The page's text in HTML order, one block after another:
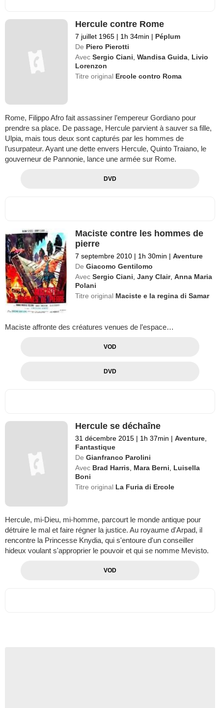
Hercule contre Rome
7 juillet 1965 | 1h 34min | Péplum
De Piero Pierotti
Avec Sergio Ciani ,Wandisa Guida Livio
Lorenzon
Titre original Ercole contro Roma
Rome, Filippo Afro fait assassiner l’empereur Gordiano pour
prendre sa place. De passage, Hercule parvient à sauver sa fille,
Ulpia, mais tous deux sont capturés par les hommes de
l’usurpateur. Ayant une dette envers Hercule, Quinto Traiano, le
gouverneur de Pannonie, lance une armée sur Rome.
DVD
Maciste contre les hommes de
pierre
7 septembre 2010 | 1h 30min | Aventure
De Giacomo Gentilomo
Avec Sergio Ciani ,Jany Clair,Anna Maria
Polani
Titre original Maciste e la regina di Samar
Maciste affronte des créatures venues de l’espace…
VOD
DVD
Hercule se déchaîne
31 décembre 2015 | 1h 37min | Aventure,
Fantastique
De Gianfranco Parolini
Avec Brad Harris, Mara Berni, Luisella
Boni
Titre original La Furia di Ercole
Hercule, mi-Dieu, mi-homme, parcourt le monde antique pour
détruire le mal et faire régner la justice. Au royaume d'Arpad, il
rencontre la Princesse Knydia, qui s'entoure d'un conseiller
hideux voulant s'approprier le pouvoir et qui se nomme Mevisto.
VOD